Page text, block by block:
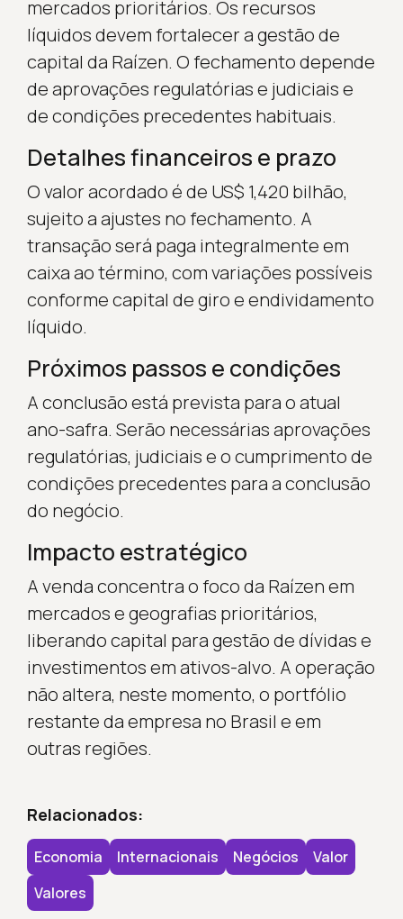
mercados prioritários. Os recursos
líquidos devem fortalecer a gestão de
capital da Raízen. O fechamento depende
de aprovações regulatórias e judiciais e
de condições precedentes habituais.
Detalhes financeiros e prazo
O valor acordado é de US$ 1,420 bilhão,
sujeito a ajustes no fechamento. A
transação será paga integralmente em
caixa ao término, com variações possíveis
conforme capital de giro e endividamento
líquido.
Próximos passos e condições
A conclusão está prevista para o atual
ano-safra. Serão necessárias aprovações
regulatórias, judiciais e o cumprimento de
condições precedentes para a conclusão
do negócio.
Impacto estratégico
A venda concentra o foco da Raízen em
mercados e geografias prioritários,
liberando capital para gestão de dívidas e
investimentos em ativos-alvo. A operação
não altera, neste momento, o portfólio
restante da empresa no Brasil e em
outras regiões.
Relacionados:
Economia Internacionais Negócios
Valor
Valores